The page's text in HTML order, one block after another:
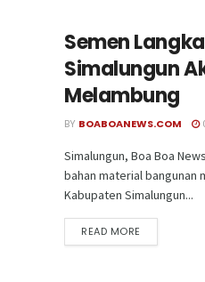
Semen
Simalungun
Melambung
BY BOABOANEWS.COM
Simalungun, Boa Boa
bahan material bangunan
Kabupaten Simalungun...
READ MORE